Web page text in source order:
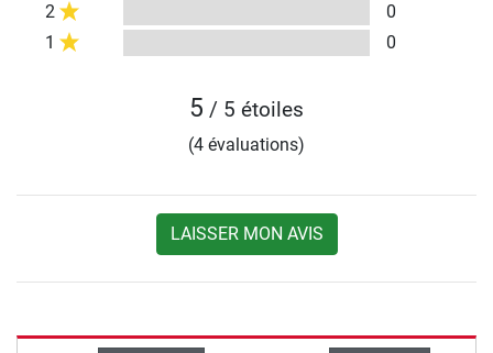
2
0
1
0
5 / 5 étoiles
(4 évaluations)
LAISSER MON AVIS